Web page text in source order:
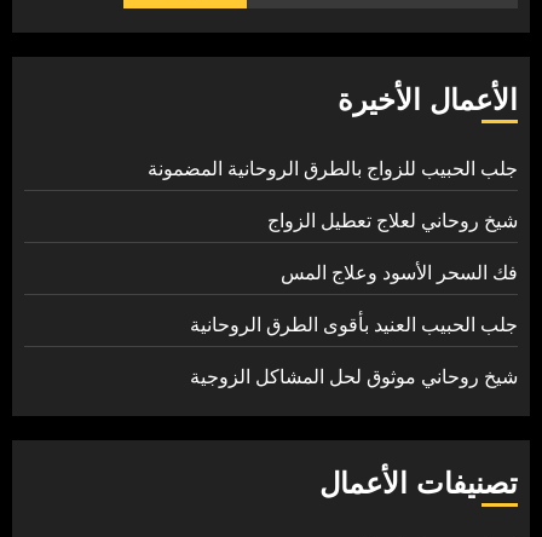
الأعمال الأخيرة
جلب الحبيب للزواج بالطرق الروحانية المضمونة
شيخ روحاني لعلاج تعطيل الزواج
فك السحر الأسود وعلاج المس
جلب الحبيب العنيد بأقوى الطرق الروحانية
شيخ روحاني موثوق لحل المشاكل الزوجية
تصنيفات الأعمال